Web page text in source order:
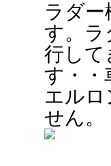
ラダ
す。ラ
行して
す・・
エル
せん。